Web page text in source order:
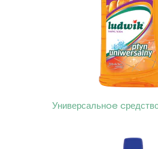
Универсальнoe